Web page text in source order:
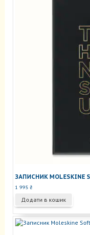
ЗАПИСНИК MOLESKINE
1 995 ₴
Додати в кошик